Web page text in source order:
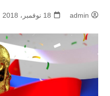
admin 18 نوفمبر، 2018